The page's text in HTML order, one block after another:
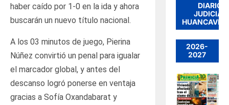
haber caído por 1-0 en la ida y ahora
buscarán un nuevo título nacional.
A los 03 minutos de juego, Pierina
Núñez convirtió un penal para igualar
el marcador global, y antes del
descanso logró ponerse en ventaja
gracias a Sofía Oxandabarat y
DIARIO
JUDICIAL
2026-
2027